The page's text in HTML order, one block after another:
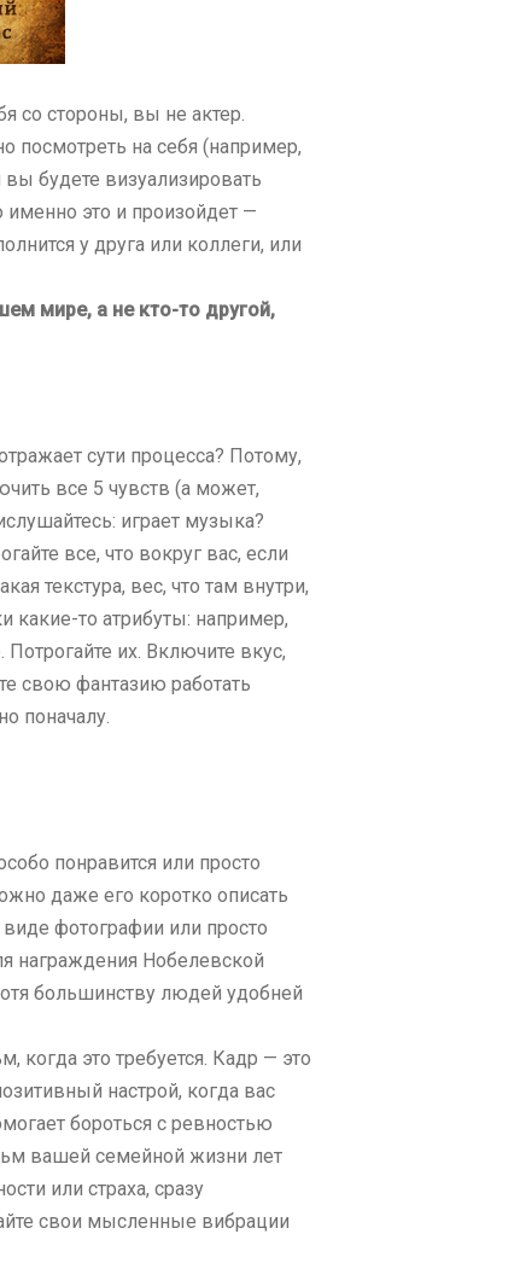
со стороны, вы не актер.
посмотреть на себя (например,
будете визуализировать
именно это и произойдет —
у друга или коллеги, или
мире, а не кто-то другой,
сути процесса? Потому,
все 5 чувств (а может,
играет музыка?
все, что вокруг вас, если
текстура, вес, что там внутри,
какие-то атрибуты: например,
Потрогайте их. Включите вкус,
свою фантазию работать
поначалу.
понравится или просто
даже его коротко описать
фотографии или просто
награждения Нобелевской
большинству людей удобней
когда это требуется. Кадр — это
настрой, когда вас
бороться с ревностью
вашей семейной жизни лет
или страха, сразу
свои мысленные вибрации